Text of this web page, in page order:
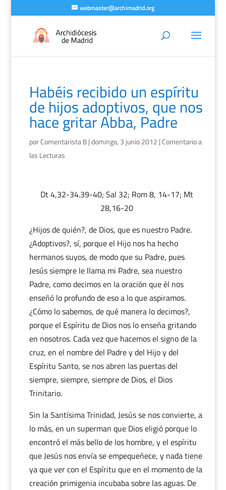
webmaster@archimadrid.org
Habéis recibido un espíritu
de hijos adoptivos, que nos
hace gritar Abba, Padre
porComentarista 8|domingo, 3 junio 2012 |Comentario a
las Lecturas
Dt 4,32-34.39-40; Sal 32; Rom 8, 14-17; Mt
28,16-20
¿Hijos de quién?, de Dios, que es nuestro Padre.
¿Adoptivos?, sí, porque el Hijo nos ha hecho
hermanos suyos, de modo que su Padre, pues
Jesús siempre le llama mi Padre, sea nuestro
Padre, como decimos en la oración que él nos
enseñó lo profundo de eso a lo que aspiramos.
¿Cómo lo sabemos, de qué manera lo decimos?,
porque el Espíritu de Dios nos lo enseña gritando
en nosotros. Cada vez que hacemos el signo de la
cruz, en el nombre del Padre y del Hijo y del
Espíritu Santo, se nos abren las puertas del
siempre, siempre, siempre de Dios, el Dios
Trinitario.
Sin la Santísima Trinidad, Jesús se nos convierte, a
lo más, en un superman que Dios eligió porque lo
encontró el más bello de los hombre, y el espíritu
que Jesús nos envía se empequeñece, y nada tiene
ya que ver con el Espíritu que en el momento de la
creación primigenia incubaba sobre las aguas. De